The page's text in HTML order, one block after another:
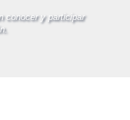
conocer y participar